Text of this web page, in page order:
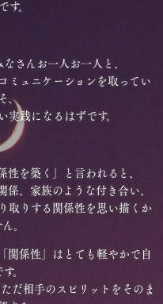
す。
さんお一人お一人と、
ミュニケーションを取ってい
、
実践になるはずです。
性を築く」と言われると、
係、家族のような付き合い、
取りする関係性を思い描くか
。
関係性」はとても軽やかで自
。
だ相手のスピリットをそのま